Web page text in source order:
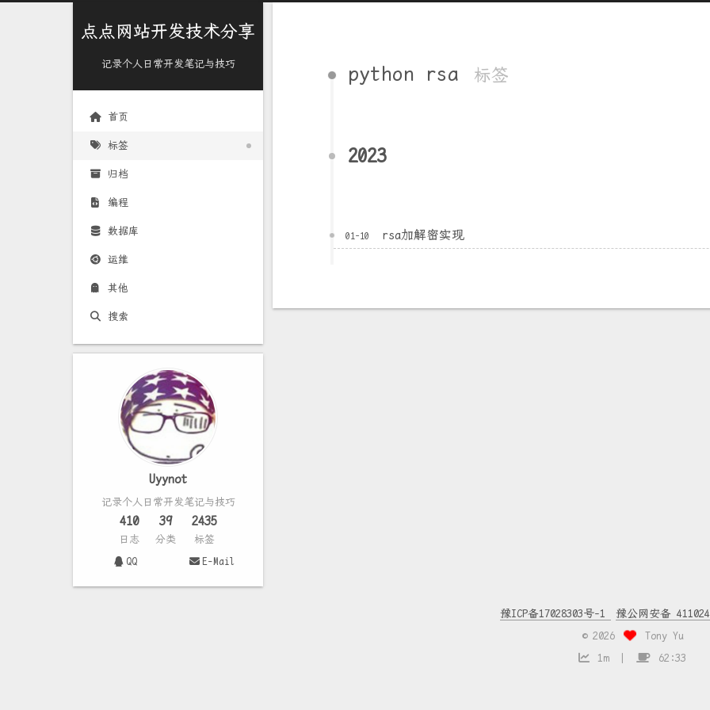
点点网站开发技术分享
记录个人日常开发笔记与技巧
首页
标签
归档
编程
数据库
运维
其他
搜索
Uyynot
记录个人日常开发笔记与技巧
410
日志
39
分类
2435
标签
QQ
E-Mail
python rsa 标签
2023
01-10 rsa加解密实现
豫ICP备17028303号-1
豫公网安备
© 2026
Tony Yu
1m
62:33